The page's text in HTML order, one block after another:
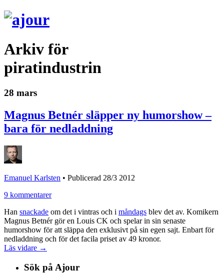
Arkiv för
piratindustrin
28 mars
Magnus Betnér släpper ny humorshow –
bara för nedladdning
Emanuel Karlsten • Publicerad 28/3 2012
9 kommentarer
Han snackade om det i vintras och i måndags blev det av. Komikern
Magnus Betnér gör en Louis CK och spelar in sin senaste
humorshow för att släppa den exklusivt på sin egen sajt. Enbart för
nedladdning och för det facila priset av 49 kronor.
Läs vidare →
Sök på Ajour